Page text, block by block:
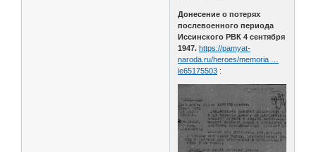
Донесение о потерях
послевоенного периода
Иссинского РВК 4 сентября
1947. https://pamyat-
naroda.ru/heroes/memoria …
ie65175503 :